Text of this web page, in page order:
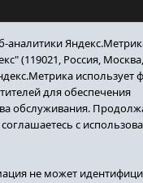
аналитики
(119021, Россия,
использует
для обеспечения
обслуживания.
с
не может